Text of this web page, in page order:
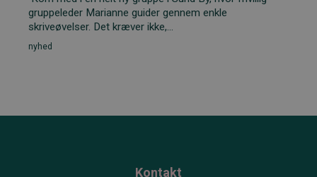
gruppeleder Marianne guider gennem enkle
skriveøvelser. Det kræver ikke,...
nyhed
Kontakt